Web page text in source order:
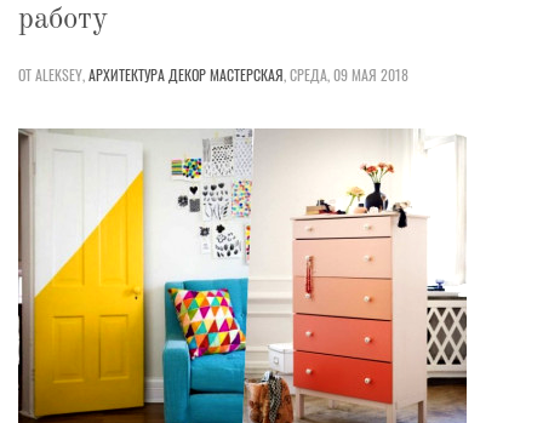
работу
ОТ ALEKSEY,АРХИТЕКТУРА ДЕКОРМАСТЕРСКАЯ,СРЕДА, 09 МАЯ 2018